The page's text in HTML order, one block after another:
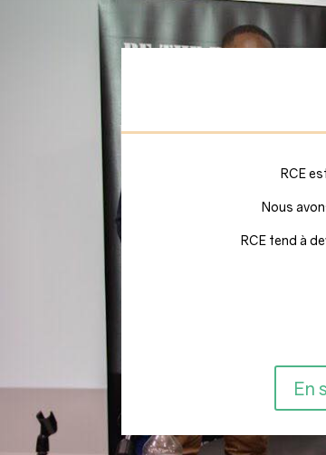
RCE
Nous
RCE tend à
En